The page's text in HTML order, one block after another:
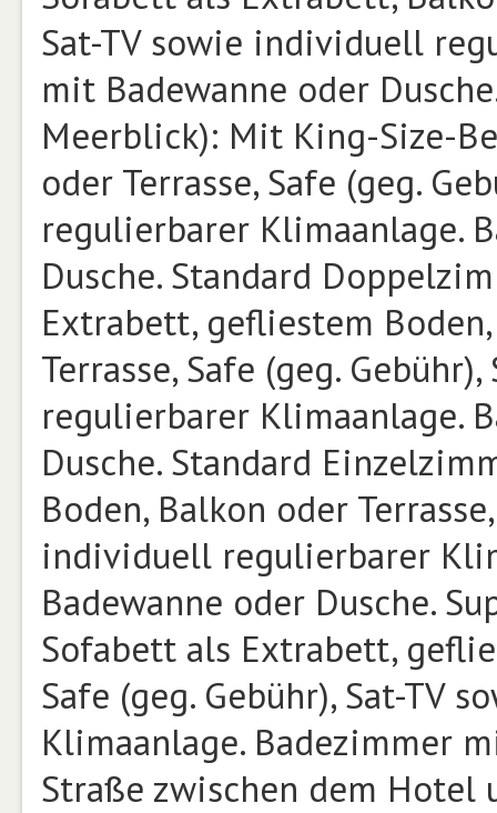
Sat-TV sowie individuell
mit Badewanne oder
Meerblick): Mit King-Size-
oder Terrasse, Safe (geg.
regulierbarer Klimaanlage.
Dusche. Standard
Extrabett, gefliestem
Terrasse, Safe (geg.
regulierbarer Klimaanlage.
Dusche. Standard
Boden, Balkon oder
individuell regulierbarer
Badewanne oder Dusche.
Sofabett als Extrabett,
Safe (geg. Gebühr), Sat-TV
Klimaanlage. Badezimmer
Straße zwischen dem Hotel